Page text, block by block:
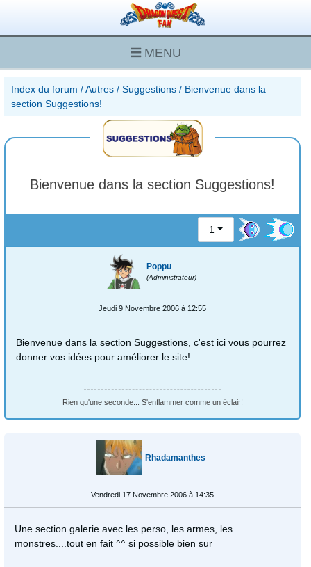
MENU
Index du forum /Autres / Suggestions / Bienvenue dans la
section Suggestions!
Bienvenue dans la section Suggestions!
1
Poppu
(Administrateur)
Jeudi 9 Novembre 2006 à 12:55
Bienvenue dans la section Suggestions, c'est ici vous pourrez
donner vos idées pour améliorer le site!
Rien qu'une seconde... S'enflammer comme un éclair!
Rhadamanthes
Vendredi 17 Novembre 2006 à 14:35
Une section galerie avec les perso, les armes, les
monstres....tout en fait ^^ si possible bien sur